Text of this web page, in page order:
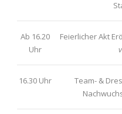
Ab 16.20
Uhr
Feierlicher Akt
16.30 Uhr
Team- &